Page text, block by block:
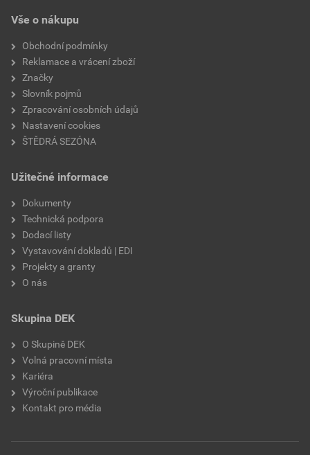
Vše o nákupu
Obchodní podmínky
Reklamace a vrácení zboží
Značky
Slovník pojmů
Zpracování osobních údajů
Nastavení cookies
ŠTĚDRÁ SEZÓNA
Užitečné informace
Dokumenty
Technická podpora
Dodací listy
Vystavování dokladů | EDI
Projekty a granty
O nás
Skupina DEK
O Skupině DEK
Volná pracovní místa
Kariéra
Výroční publikace
Kontakt pro média